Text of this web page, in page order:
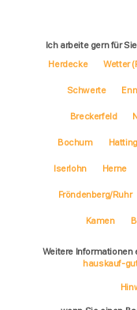
Ich arbeite gern für
Herdecke
Wetter
Schwerte
Breckerfeld
Bochum
Iserlohn Herne
Fröndenberg/Ruhr
Kamen
Weitere Informationen
hauskauf-